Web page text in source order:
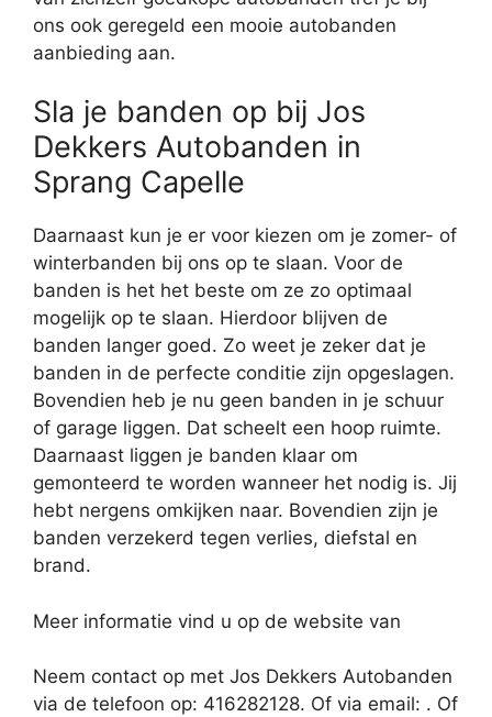
ons ook geregeld een mooie autobanden
aanbieding aan.
Sla je banden op bij Jos
Dekkers Autobanden in
Sprang Capelle
Daarnaast kun je er voor kiezen om je zomer- of
winterbanden bij ons op te slaan. Voor de
banden is het het beste om ze zo optimaal
mogelijk op te slaan. Hierdoor blijven de
banden langer goed. Zo weet je zeker dat je
banden in de perfecte conditie zijn opgeslagen.
Bovendien heb je nu geen banden in je schuur
of garage liggen. Dat scheelt een hoop ruimte.
Daarnaast liggen je banden klaar om
gemonteerd te worden wanneer het nodig is. Jij
hebt nergens omkijken naar. Bovendien zijn je
banden verzekerd tegen verlies, diefstal en
brand.
Meer informatie vind u op de website van
Neem contact op met Jos Dekkers Autobanden
via de telefoon op: 416282128. Of via email: . Of